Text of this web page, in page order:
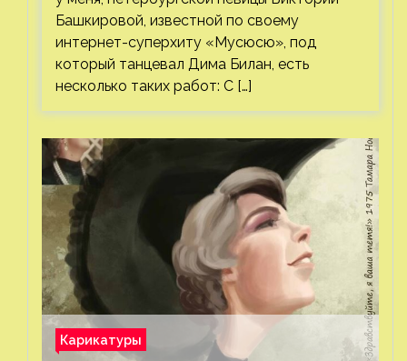
Башкировой, известной по своему
интернет-суперхиту «Мусюсю», под
который танцевал Дима Билан, есть
несколько таких работ: С […]
Карикатуры